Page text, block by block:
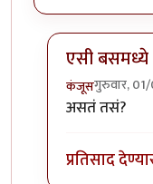
एसी बसमध्ये
कंजूसगुरुवार,
In reply to
असतं तसं?
प्रतिसाद